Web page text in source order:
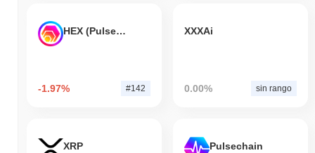
HEX (Pulsechain)
-1.97% #142
XXXAi
0.00% sin rango
XRP Pulsechain